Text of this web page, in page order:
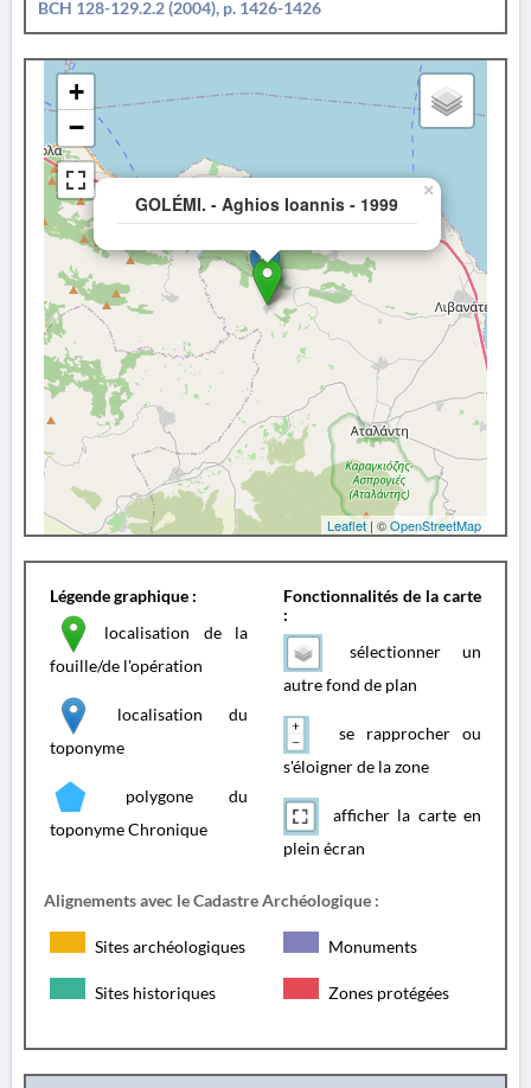
BCH 128-129.2.2 (2004), p. 1426-1426
GOLÉMI. - Aghios Ioannis - 1999
×
+
−
Leaflet| ©OpenStreetMap
Légende graphique :
localisation de la
fouille/de l'opération
localisation du
toponyme
polygone du
toponyme Chronique
Fonctionnalités de la carte
:
sélectionner un
autre fond de plan
se rapprocher ou
s'éloigner de la zone
afficher la carte en
plein écran
Alignements avec le Cadastre Archéologique :
Sites archéologiques Monuments
Sites historiques Zones protégées